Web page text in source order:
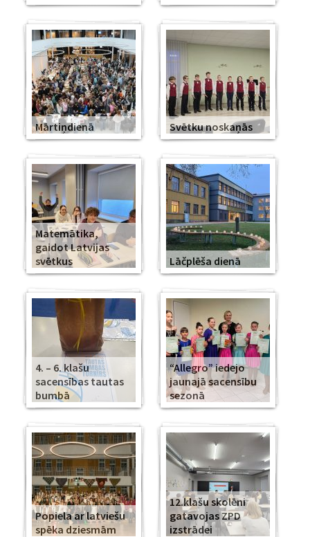
Mārtiņdienā Svētku noskaņās
Matemātika,
gaidot Latvijas
svētkus
Lāčplēša dienā
4. – 6. klašu
sacensības tautas
bumbā
“Allegro” iedejo
jaunajā sacensību
sezonā
Popiela ar latviešu
spēka dziesmām
12.klašu skolēni
gatavojas ZPD
izstrādei